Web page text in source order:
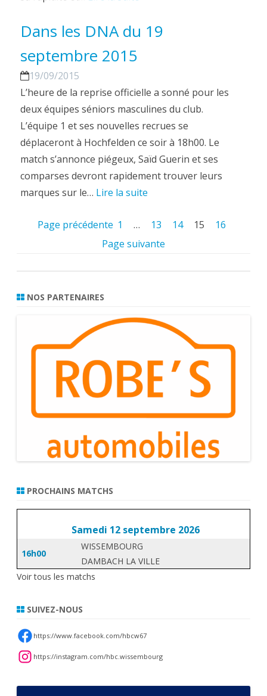
Dans les DNA du 19
septembre 2015
19/09/2015
L’heure de la reprise officielle a sonné pour les
deux équipes séniors masculines du club.
L’équipe 1 et ses nouvelles recrues se
déplaceront à Hochfelden ce soir à 18h00. Le
match s’annonce piégeux, Saïd Guerin et ses
comparses devront rapidement trouver leurs
marques sur le… Lire la suite
Page précédente 1 … 13 14 15
16
Page suivante
NOS PARTENAIRES
PROCHAINS MATCHS
Samedi 12 septembre 2026
16h00
WISSEMBOURG
DAMBACH LA VILLE
Voir tous les matchs
SUIVEZ-NOUS
https://www.facebook.com/hbcw67
https://instagram.com/hbc.wissembourg